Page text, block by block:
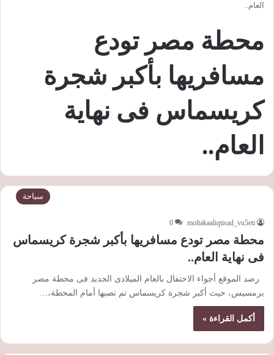
العام..
محطة مصر تودع
مسافريها بأكبر شجرة
كريسماس فى نهاية
العام..
سياحة
moltakaaliqtisad_vu5eti
0
محطة مصر تودع مسافريها بأكبر شجرة كريسماس
فى نهاية العام..
رصد الموقع أجواء الاحتفال بالعام الميلادى الجديد فى محطة مصر
برمسيس، حيث أكبر شجرة كريسماس تم نصبها أمام المحطة،…
أكمل القراءة »